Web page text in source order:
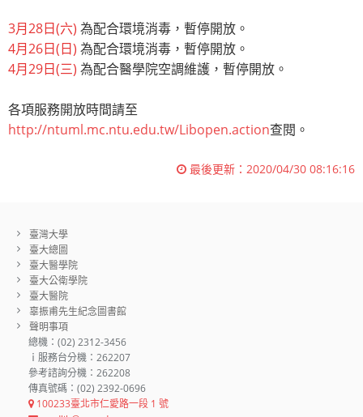
3月28日(六) 為配合環境消毒，暫停開放。
4月26日(日) 為配合環境消毒，暫停開放。
4月29日(三) 為配合醫學院空調維護，暫停開放。
各項服務開放時間請至
http://ntuml.mc.ntu.edu.tw/Libopen.action查閱。
最後更新： 2020/04/30 08:16:16
臺灣大學
臺大總圖
臺大醫學院
臺大公衛學院
臺大醫院
辜振甫先生紀念圖書館
聲明事項
總機：(02) 2312-3456
ｉ服務台分機：262207
參考諮詢分機：262208
傳真號碼：(02) 2392-0696
100233臺北市仁愛路一段 1 號